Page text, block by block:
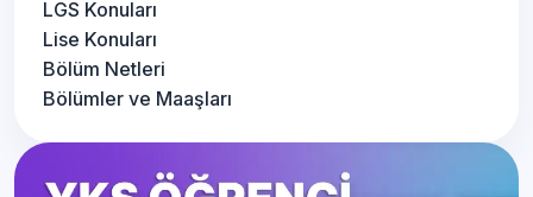
LGS Konuları
Lise Konuları
Bölüm Netleri
Bölümler ve Maaşları